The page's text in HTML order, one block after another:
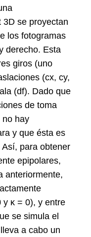
3D se proyectan
los fotogramas
derecho. Esta
giros (uno
(cx, cy,
(df). Dado que
de toma
no hay
y que ésta es
para obtener
epipolares,
anteriormente,
κ = 0), y entre
se simula el
a cabo un